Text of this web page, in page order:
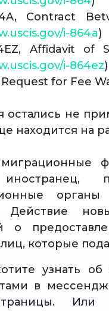
Contract
i-864a)
Affidavit of
i-864ez)
for Fee
остались не
находится на
Действие
о
которые
узнать
в
Или